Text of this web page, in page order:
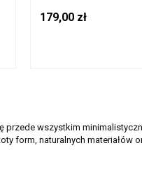
179,00 zł
przede wszystkim
form, naturalnych materiałów